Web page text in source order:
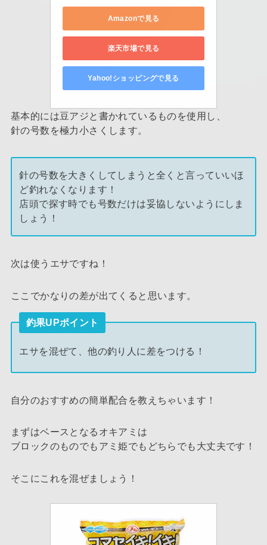
Amazonで見る
楽天市場で見る
Yahoo!ショッピングで見る
基本的には豆アジと書かれているものを使用し、
針の号数を極力小さくします。
針の号数を大きくしてしまうと全くと言っていいほ
ど釣れなくなります！
店頭で探す時でも号数だけは妥協しないようにしま
しょう！
次は使うエサですね！
ここでかなりの差が出てくると思います。
釣果UPポイント
エサを混ぜて、他の釣り人に差をつける！
自分のおすすめの簡単配合を教えちゃいます！
まずはベースとなるオキアミは
ブロックのものでもアミ姫でもどちらでも大丈夫です！
そこにこれを混ぜましょう！